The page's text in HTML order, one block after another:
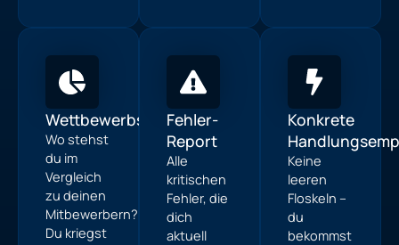
Wettbewerbsvergleich
Wo stehst
du im
Vergleich
zu deinen
Mitbewerbern?
Du kriegst
Fehler-
Report
Alle
kritischen
Fehler, die
dich
aktuell
Konkrete
Keine
leeren
Floskeln –
du
bekommst